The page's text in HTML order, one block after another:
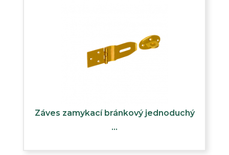
Záves zamykací bránkový jednoduchý
...